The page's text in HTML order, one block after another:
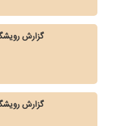
گزارش
گزارش